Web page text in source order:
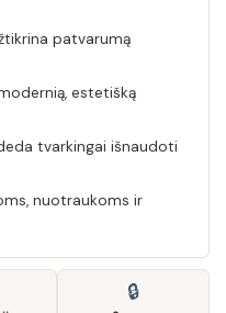
patvarumą
estetišką
tvarkingai išnaudoti
nuotraukoms ir
🔒